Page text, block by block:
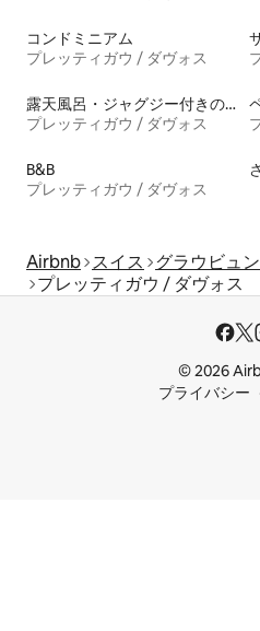
コンドミニアム
プレッティガウ / ダヴォス
露天風呂・ジャグジー付きの宿泊施設
プレッティガウ / ダヴォス
B&B
プレッティガウ / ダヴォス
Airbnb スイス
グラウビュ
プレッティガウ / ダヴォス
© 2026
プライバシー